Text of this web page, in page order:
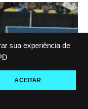
sua experiência de
ACEITAR
...